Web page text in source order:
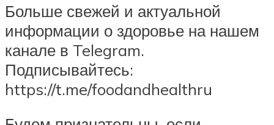
Больше свежей и актуальной
информации о здоровье на нашем
канале в Telegram.
Подписывайтесь:
https://t.me/foodandhealthru